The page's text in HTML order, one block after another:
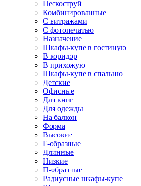
Пескоструй
Комбинированные
С витражами
С фотопечатью
Назначение
Шкафы-купе в гостиную
В коридор
В прихожую
Шкафы-купе в спальню
Детские
Офисные
Для книг
Для одежды
На балкон
Форма
Высокие
Г-образные
Длинные
Низкие
П-образные
Радиусные шкафы-купе